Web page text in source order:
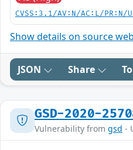
CVSS:3.1/AV:N/AC:L/
Show details on source
JSON Share
GSD-2020-
Vulnerability from gsd -